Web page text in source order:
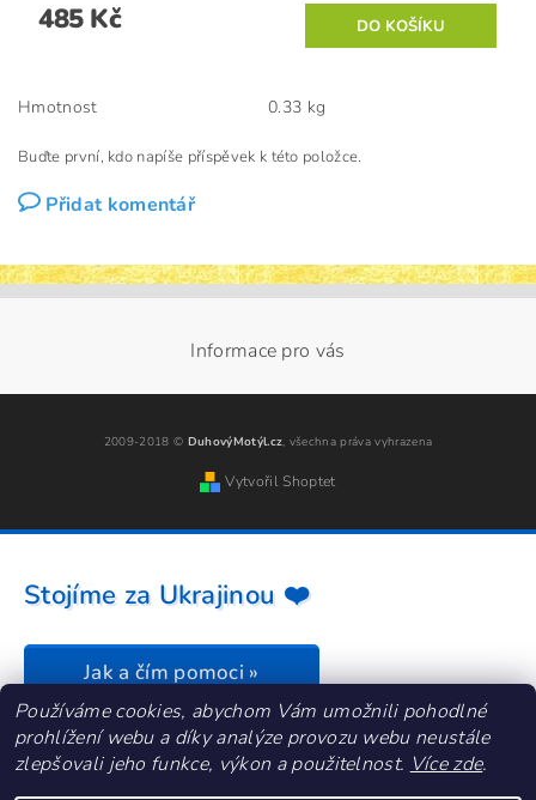
485 Kč
Hmotnost 0.33 kg
Buďte první, kdo napíše příspěvek k této položce.
Přidat komentář
Informace pro vás
2009-2018 © DuhovýMotýl.cz, všechna práva vyhrazena
Vytvořil Shoptet
Používáme cookies, abychom Vám umožnili pohodlné
prohlížení webu a díky analýze provozu webu neustále
zlepšovali jeho funkce, výkon a použitelnost. Více zde.
Stojíme za Ukrajinou ❤️
Jak a čím pomoci »